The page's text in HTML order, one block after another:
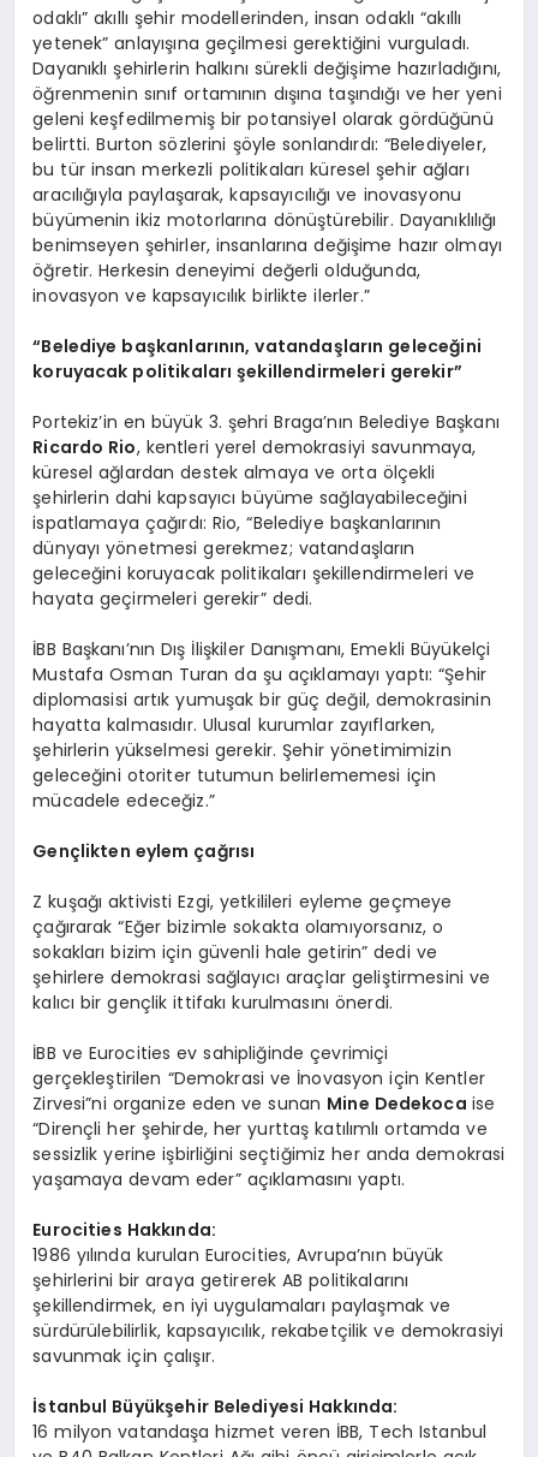
odaklı” akıllı şehir modellerinden, insan odaklı “akıllı
yetenek” anlayışına geçilmesi gerektiğini vurguladı.
Dayanıklı şehirlerin halkını sürekli değişime hazırladığını,
öğrenmenin sınıf ortamının dışına taşındığı ve her yeni
geleni keşfedilmemiş bir potansiyel olarak gördüğünü
belirtti. Burton sözlerini şöyle sonlandırdı: “Belediyeler,
bu tür insan merkezli politikaları küresel şehir ağları
aracılığıyla paylaşarak, kapsayıcılığı ve inovasyonu
büyümenin ikiz motorlarına dönüştürebilir. Dayanıklılığı
benimseyen şehirler, insanlarına değişime hazır olmayı
öğretir. Herkesin deneyimi değerli olduğunda,
inovasyon ve kapsayıcılık birlikte ilerler.”
“Belediye başkanlarının, vatandaşların geleceğini
koruyacak politikaları şekillendirmeleri gerekir”
Portekiz’in en büyük 3. şehri Braga’nın Belediye Başkanı
Ricardo Rio, kentleri yerel demokrasiyi savunmaya,
küresel ağlardan destek almaya ve orta ölçekli
şehirlerin dahi kapsayıcı büyüme sağlayabileceğini
ispatlamaya çağırdı: Rio, “Belediye başkanlarının
dünyayı yönetmesi gerekmez; vatandaşların
geleceğini koruyacak politikaları şekillendirmeleri ve
hayata geçirmeleri gerekir” dedi.
İBB Başkanı’nın Dış İlişkiler Danışmanı, Emekli Büyükelçi
Mustafa Osman Turan da şu açıklamayı yaptı: “Şehir
diplomasisi artık yumuşak bir güç değil, demokrasinin
hayatta kalmasıdır. Ulusal kurumlar zayıflarken,
şehirlerin yükselmesi gerekir. Şehir yönetimimizin
geleceğini otoriter tutumun belirlememesi için
mücadele edeceğiz.”
Gençlikten eylem çağrısı
Z kuşağı aktivisti Ezgi, yetkilileri eyleme geçmeye
çağırarak “Eğer bizimle sokakta olamıyorsanız, o
sokakları bizim için güvenli hale getirin” dedi ve
şehirlere demokrasi sağlayıcı araçlar geliştirmesini ve
kalıcı bir gençlik ittifakı kurulmasını önerdi.
İBB ve Eurocities ev sahipliğinde çevrimiçi
gerçekleştirilen “Demokrasi ve İnovasyon için Kentler
Zirvesi”ni organize eden ve sunan Mine Dedekoca ise
“Dirençli her şehirde, her yurttaş katılımlı ortamda ve
sessizlik yerine işbirliğini seçtiğimiz her anda demokrasi
yaşamaya devam eder” açıklamasını yaptı.
Eurocities Hakkında:
1986 yılında kurulan Eurocities, Avrupa’nın büyük
şehirlerini bir araya getirerek AB politikalarını
şekillendirmek, en iyi uygulamaları paylaşmak ve
sürdürülebilirlik, kapsayıcılık, rekabetçilik ve demokrasiyi
savunmak için çalışır.
İstanbul Büyükşehir Belediyesi Hakkında:
16 milyon vatandaşa hizmet veren İBB, Tech Istanbul